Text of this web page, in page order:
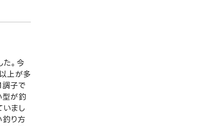
。今
上が多
子で
型が釣
まし
り方